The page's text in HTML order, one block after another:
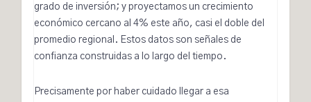
grado de inversión; yproyectamos un crecimiento
económico cercano al 4% este año, casi el doble del
promedio regional . Estos datos son señales de
confianza construidas a lo largo del tiempo.
Precisamente por haber cuidado llegar a esa